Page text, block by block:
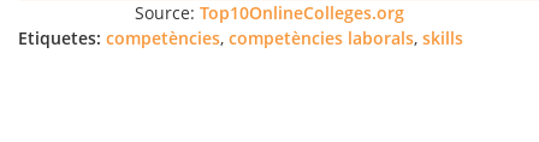
Source: Top10OnlineColleges.org
Etiquetes: competències, competències laborals, skills